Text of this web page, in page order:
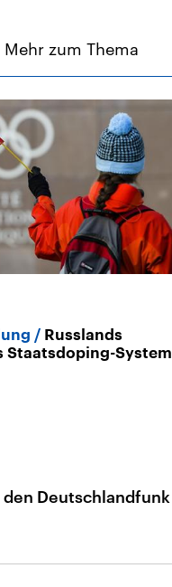
Mehr zum Thema
Russlands
Staatsdoping-System
Deutschlandfunk